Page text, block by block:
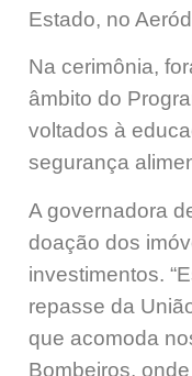
Estado, no
Na cerimônia,
âmbito do
voltados à
segurança
A governadora
doação dos
investimentos.
repasse da
que acomoda
Bombeiros,